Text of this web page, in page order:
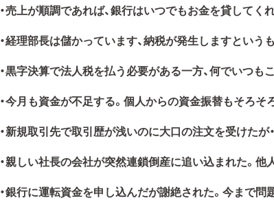
・売上が順調であれば、銀行はいつでもお金を貸してく
・経理部長は儲かっています、納税が発生しますとい
・黒字決算で法人税を払う必要がある一方、何でいつも
・今月も資金が不足する。個人からの資金振替もそろそ
・新規取引先で取引歴が浅いのに大口の注文を受けたが・
・親しい社長の会社が突然連鎖倒産に追い込まれた。他人
・銀行に運転資金を申し込んだが謝絶された。今まで問